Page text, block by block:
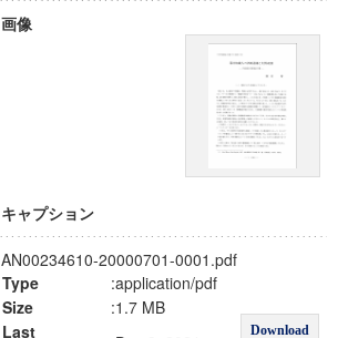
画像
キャプション
AN00234610-20000701-0001.pdf
Type
:application/pdf
Download
Size
:1.7 MB
Last